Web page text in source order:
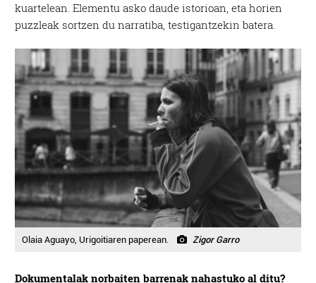
kuartelean. Elementu asko daude istorioan, eta horien
puzzleak sortzen du narratiba, testigantzekin batera.
Olaia Aguayo, Urigoitiaren paperean. Zigor Garro
Dokumentalak norbaiten barrenak nahastuko al ditu?